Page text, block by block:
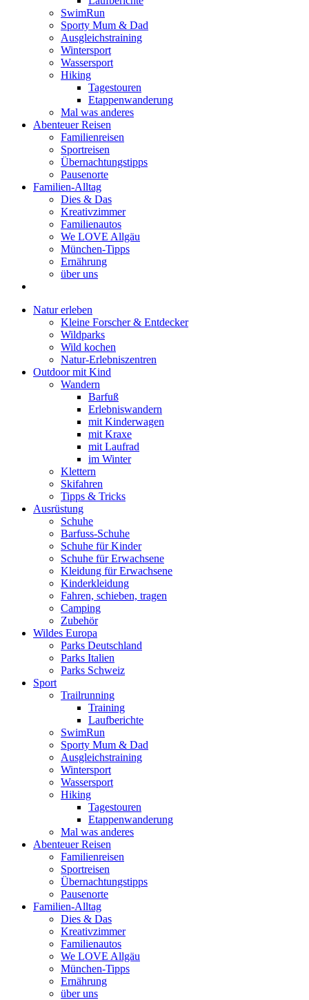
SwimRun
Sporty Mum & Dad
Ausgleichstraining
Wintersport
Wassersport
Hiking
Tagestouren
Etappenwanderung
Mal was anderes
Abenteuer Reisen
Familienreisen
Sportreisen
Übernachtungstipps
Pausenorte
Familien-Alltag
Dies & Das
Kreativzimmer
Familienautos
We LOVE Allgäu
München-Tipps
Ernährung
über uns
Natur erleben
Kleine Forscher & Entdecker
Wildparks
Wild kochen
Natur-Erlebniszentren
Outdoor mit Kind
Wandern
Barfuß
Erlebniswandern
mit Kinderwagen
mit Kraxe
mit Laufrad
im Winter
Klettern
Skifahren
Tipps & Tricks
Ausrüstung
Schuhe
Barfuss-Schuhe
Schuhe für Kinder
Schuhe für Erwachsene
Kleidung für Erwachsene
Kinderkleidung
Fahren, schieben, tragen
Camping
Zubehör
Wildes Europa
Parks Deutschland
Parks Italien
Parks Schweiz
Sport
Trailrunning
Training
Laufberichte
SwimRun
Sporty Mum & Dad
Ausgleichstraining
Wintersport
Wassersport
Hiking
Tagestouren
Etappenwanderung
Mal was anderes
Abenteuer Reisen
Familienreisen
Sportreisen
Übernachtungstipps
Pausenorte
Familien-Alltag
Dies & Das
Kreativzimmer
Familienautos
We LOVE Allgäu
München-Tipps
Ernährung
über uns